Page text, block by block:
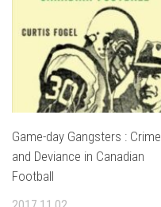
Game-day Gangsters : Crime
and Deviance in Canadian
Football